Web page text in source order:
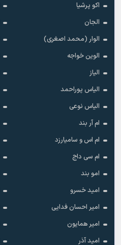
اکو پرشیا
الجان
الوار (محمد اصغری)
الوین خواجه
الیاز
الیاس پوراحمد
الیاس نوعی
ام آر بند
ام اس و سامیارزد
ام سی داج
امو بند
امید خسرو
امیر احسان فدایی
امیر همایون
امید آذر